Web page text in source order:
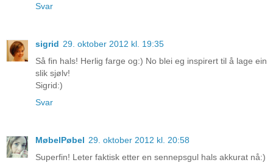
Svar
sigrid 29. oktober 2012 kl. 19:35
Så fin hals! Herlig farge og:) No blei eg inspirert til å lage ein
slik sjølv!
Sigrid:)
Svar
MøbelPøbel 29. oktober 2012 kl. 20:58
Superfin! Leter faktisk etter en sennepsgul hals akkurat nå:)